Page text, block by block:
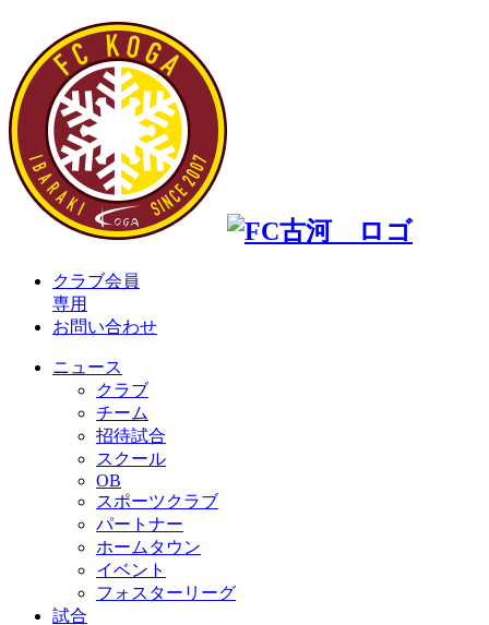
クラブ会員
専用
お問い合わせ
ニュース
クラブ
チーム
招待試合
スクール
OB
スポーツクラブ
パートナー
ホームタウン
イベント
フォスターリーグ
試合